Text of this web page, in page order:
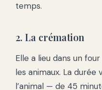
temps.
2. La crémation
Elle a lieu dans un
les animaux. La durée
l’animal — de 45